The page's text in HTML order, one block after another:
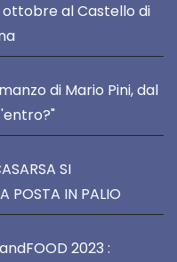
al Castello di
di Mario Pini, dal
SI
POSTA IN PALIO
2023 :